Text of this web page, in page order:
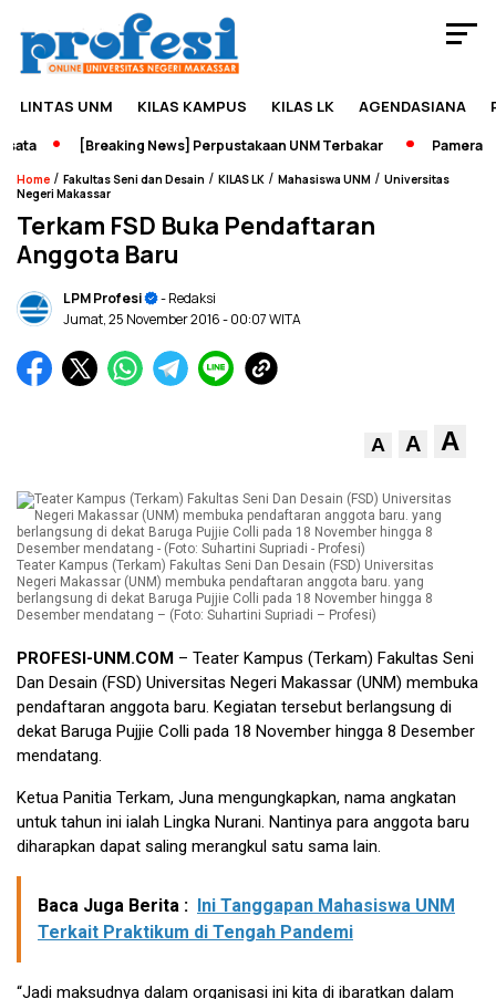
LINTAS UNM KILAS KAMPUS KILAS LK AGENDASIANA
[Breaking News] Perpustakaan UNM Terbakar Pameran
Home / Fakultas Seni dan Desain / KILAS LK / Mahasiswa UNM / Universitas
Negeri Makassar
Terkam FSD Buka Pendaftaran
Anggota Baru
LPM Profesi
- Redaksi
Jumat, 25 November 2016- 00:07 WITA
A A A
Teater Kampus (Terkam) Fakultas Seni Dan Desain (FSD) Universitas
Negeri Makassar (UNM) membuka pendaftaran anggota baru. yang
berlangsung di dekat Baruga Pujjie Colli pada 18 November hingga 8
Desember mendatang – (Foto: Suhartini Supriadi – Profesi)
PROFESI-UNM.COM – Teater Kampus (Terkam) Fakultas Seni
Dan Desain (FSD) Universitas Negeri Makassar (UNM) membuka
pendaftaran anggota baru. Kegiatan tersebut berlangsung di
dekat Baruga Pujjie Colli pada 18 November hingga 8 Desember
mendatang.
Ketua Panitia Terkam, Juna mengungkapkan, nama angkatan
untuk tahun ini ialah Lingka Nurani. Nantinya para anggota baru
diharapkan dapat saling merangkul satu sama lain.
Baca Juga Berita :
Ini Tanggapan Mahasiswa UNM
Terkait Praktikum di Tengah Pandemi
“Jadi maksudnya dalam organisasi ini kita di ibaratkan dalam